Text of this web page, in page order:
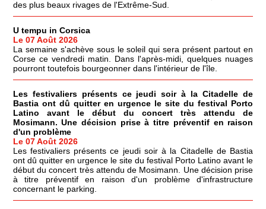
des plus beaux rivages de l'Extrême-Sud.
U tempu in Corsica
Le 07 Août 2026
La semaine s'achève sous le soleil qui sera présent partout en
Corse ce vendredi matin. Dans l'après-midi, quelques nuages
pourront toutefois bourgeonner dans l'intérieur de l'île.
Les festivaliers présents ce jeudi soir à la Citadelle de
Bastia ont dû quitter en urgence le site du festival Porto
Latino avant le début du concert très attendu de
Mosimann. Une décision prise à titre préventif en raison
d'un problème
Le 07 Août 2026
Les festivaliers présents ce jeudi soir à la Citadelle de Bastia
ont dû quitter en urgence le site du festival Porto Latino avant le
début du concert très attendu de Mosimann. Une décision prise
à titre préventif en raison d'un problème d'infrastructure
concernant le parking.